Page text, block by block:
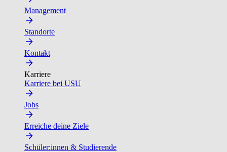
Management
Standorte
Kontakt
Karriere
Karriere bei USU
Jobs
Erreiche deine Ziele
Schüler:innen & Studierende